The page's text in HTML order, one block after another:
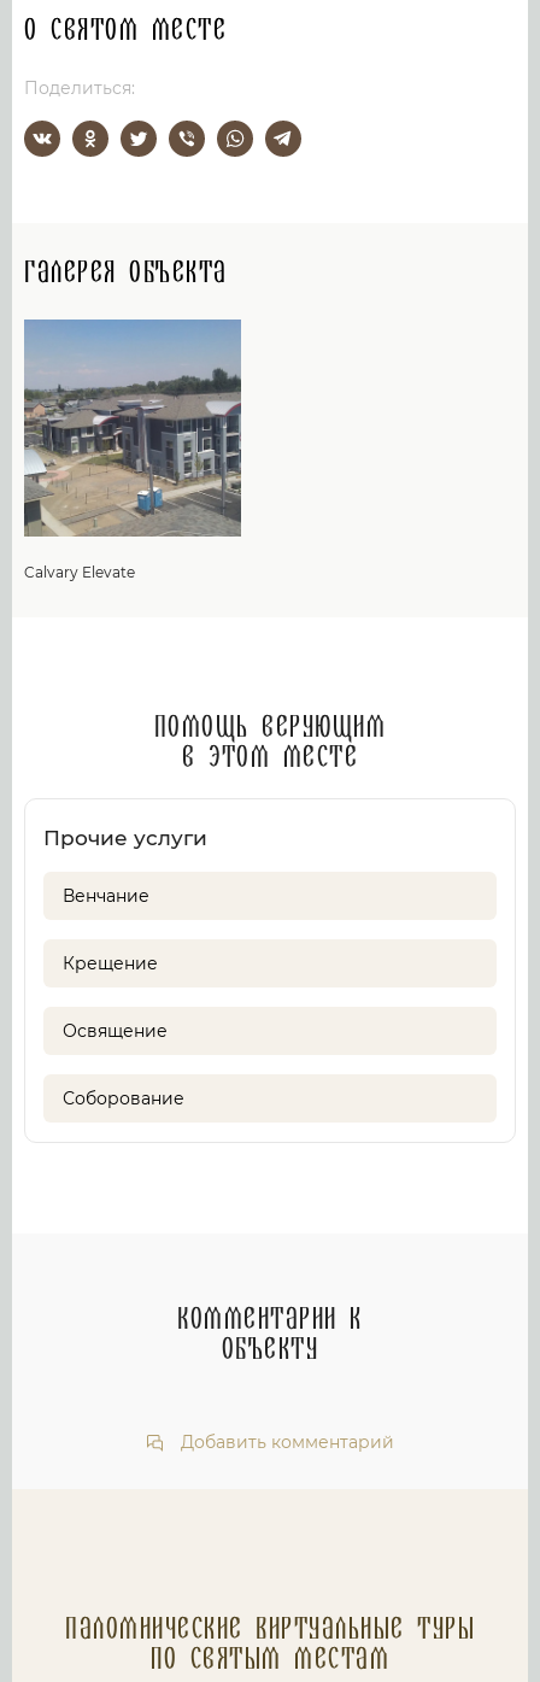
О святом месте
Поделиться:
Галерея объекта
Calvary Elevate
Помощь верующим
в этом месте
Прочие услуги
Венчание
Крещение
Освящение
Соборование
Комментарии к
объекту
Добавить комментарий
Паломнические Виртуальные туры
по святым местам